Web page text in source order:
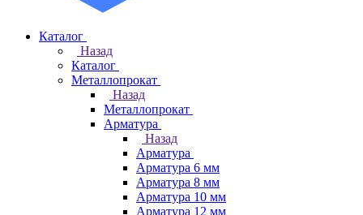
Каталог
Назад
Каталог
Металлопрокат
Назад
Металлопрокат
Арматура
Назад
Арматура
Арматура 6 мм
Арматура 8 мм
Арматура 10 мм
Арматура 12 мм